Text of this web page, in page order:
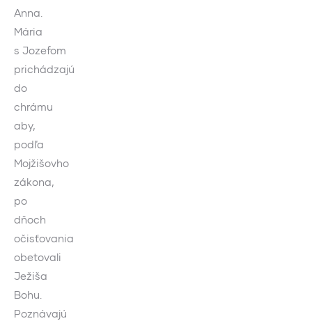
Anna.
Mária
s Jozefom
prichádzajú
do
chrámu
aby,
podľa
Mojžišovho
zákona,
po
dňoch
očisťovania
obetovali
Ježiša
Bohu.
Poznávajú